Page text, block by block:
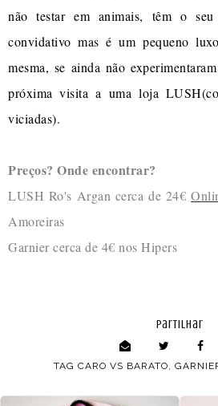
não testar em animais, têm o
convidativo mas é um pequeno
mesma, se ainda não
próxima visita a uma loja
viciadas).
Preços? Onde encontrar?
LUSH Ro's Argan cerca de 24€
Amoreiras
Garnier cerca de 4€ nos Hipers
partilhar
TAG CARO VS BARATO,